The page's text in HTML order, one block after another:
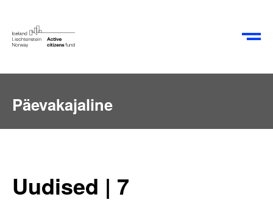
EN RU
Päevakajaline
Uudised | 7